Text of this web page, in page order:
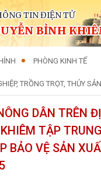
TIN ĐIỆN TỬ
BỈNH
PHÒNG KINH TẾ
TRỒNG TRỌT, THỦY SẢN
DÂN TRÊN
TẬP
BẢO VỆ SẢN